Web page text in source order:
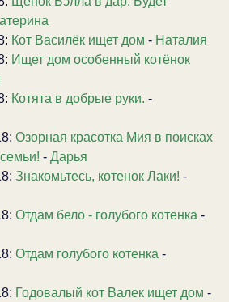
Кот Василёк ищет дом - Наталия
Ищет дом особенный котёнок
Котята в добрые руки. -
Озорная красотка Мия в поисках
- Дарья
Знакомьтесь, котенок Лаки! -
Отдам бело - голубого котенка -
Отдам голубого котенка -
Годовалый кот Валек ищет дом -